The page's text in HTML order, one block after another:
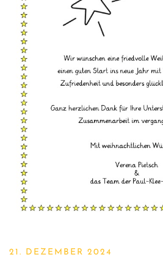
21. DEZEMBER 2024